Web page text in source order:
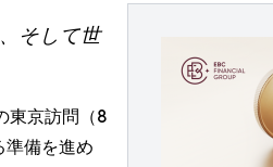
そして世
東京訪問（8
準備を進め